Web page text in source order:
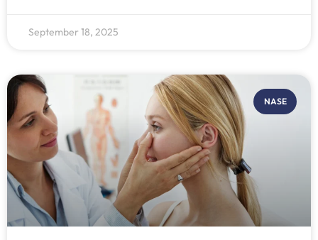
September 18, 2025
NASE